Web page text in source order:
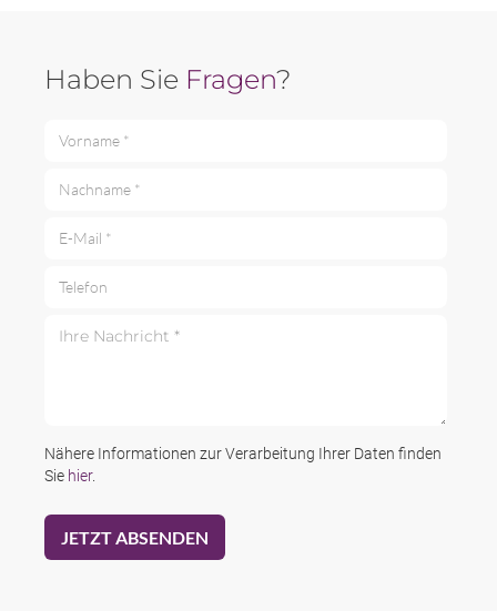
Haben Sie Fragen?
Nähere Informationen zur Verarbeitung Ihrer Daten finden
Sie hier.